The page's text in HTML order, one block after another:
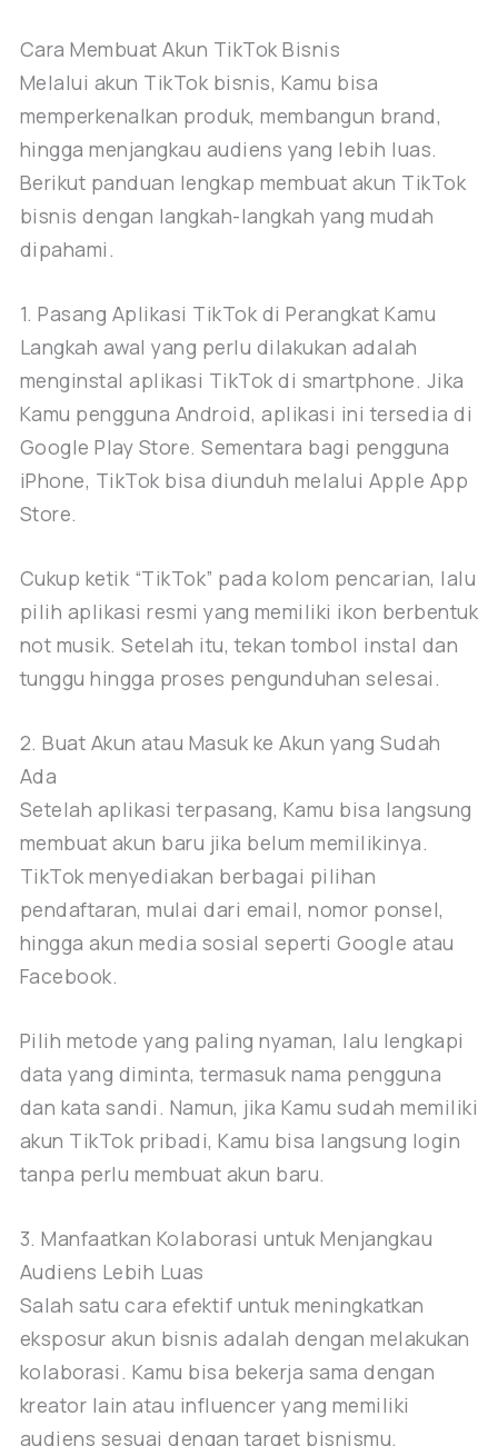
Cara Membuat Akun TikTok Bisnis
Melalui akun TikTok bisnis, Kamu bisa
memperkenalkan produk, membangun brand,
hingga menjangkau audiens yang lebih luas.
Berikut panduan lengkap membuat akun TikTok
bisnis dengan langkah-langkah yang mudah
dipahami.
1. Pasang Aplikasi TikTok di Perangkat Kamu
Langkah awal yang perlu dilakukan adalah
menginstal aplikasi TikTok di smartphone. Jika
Kamu pengguna Android, aplikasi ini tersedia di
Google Play Store. Sementara bagi pengguna
iPhone, TikTok bisa diunduh melalui Apple App
Store.
Cukup ketik “TikTok” pada kolom pencarian, lalu
pilih aplikasi resmi yang memiliki ikon berbentuk
not musik. Setelah itu, tekan tombol instal dan
tunggu hingga proses pengunduhan selesai.
2. Buat Akun atau Masuk ke Akun yang Sudah
Ada
Setelah aplikasi terpasang, Kamu bisa langsung
membuat akun baru jika belum memilikinya.
TikTok menyediakan berbagai pilihan
pendaftaran, mulai dari email, nomor ponsel,
hingga akun media sosial seperti Google atau
Facebook.
Pilih metode yang paling nyaman, lalu lengkapi
data yang diminta, termasuk nama pengguna
dan kata sandi. Namun, jika Kamu sudah memiliki
akun TikTok pribadi, Kamu bisa langsung login
tanpa perlu membuat akun baru.
3. Manfaatkan Kolaborasi untuk Menjangkau
Audiens Lebih Luas
Salah satu cara efektif untuk meningkatkan
eksposur akun bisnis adalah dengan melakukan
kolaborasi. Kamu bisa bekerja sama dengan
kreator lain atau influencer yang memiliki
audiens sesuai dengan target bisnismu.